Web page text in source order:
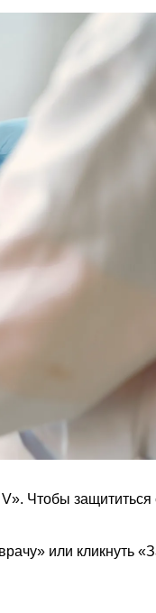
Чтобы защититься
или кликнуть